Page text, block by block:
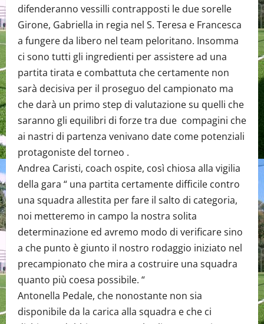
difenderanno vessilli contrapposti le due sorelle
Girone, Gabriella in regia nel S. Teresa e Francesca
a fungere da libero nel team peloritano. Insomma
ci sono tutti gli ingredienti per assistere ad una
partita tirata e combattuta che certamente non
sarà decisiva per il proseguo del campionato ma
che darà un primo step di valutazione su quelli che
saranno gli equilibri di forze tra due compagini che
ai nastri di partenza venivano date come potenziali
protagoniste del torneo .
Andrea Caristi, coach ospite, così chiosa alla vigilia
della gara “ una partita certamente difficile contro
una squadra allestita per fare il salto di categoria,
noi metteremo in campo la nostra solita
determinazione ed avremo modo di verificare sino
a che punto è giunto il nostro rodaggio iniziato nel
precampionato che mira a costruire una squadra
quanto più coesa possibile. “
Antonella Pedale, che nonostante non sia
disponibile da la carica alla squadra e che ci